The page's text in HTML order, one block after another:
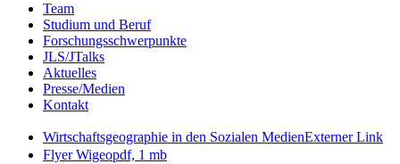
Team
Studium und Beruf
Forschungsschwerpunkte
JLS/JTalks
Aktuelles
Presse/Medien
Kontakt
Wirtschaftsgeographie in den Sozialen MedienExterner Link
Flyer Wigeopdf, 1 mb